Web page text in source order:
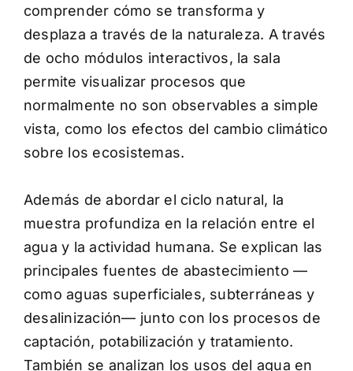
comprender cómo se transforma y
desplaza a través de la naturaleza. A través
de ocho módulos interactivos, la sala
permite visualizar procesos que
normalmente no son observables a simple
vista, como los efectos del cambio climático
sobre los ecosistemas.
Además de abordar el ciclo natural, la
muestra profundiza en la relación entre el
agua y la actividad humana. Se explican las
principales fuentes de abastecimiento —
como aguas superficiales, subterráneas y
desalinización— junto con los procesos de
captación, potabilización y tratamiento.
También se analizan los usos del agua en